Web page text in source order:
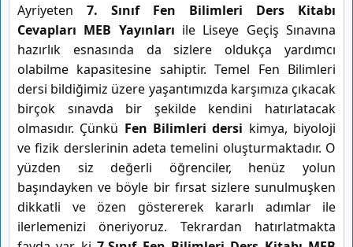
Ayriyeten 7. Sınıf Fen Bilimleri Ders Kitabı
Cevapları MEB Yayınları ile Liseye Geçiş Sınavına
hazırlık esnasında da sizlere oldukça yardımcı
olabilme kapasitesine sahiptir. Temel Fen Bilimleri
dersi bildiğimiz üzere yaşantımızda karşımıza çıkacak
birçok sınavda bir şekilde kendini hatırlatacak
olmasıdır. Çünkü Fen Bilimleri dersi kimya, biyoloji
ve fizik derslerinin adeta temelini oluşturmaktadır. O
yüzden siz değerli öğrenciler, henüz yolun
başındayken ve böyle bir fırsat sizlere sunulmuşken
dikkatli ve özen göstererek kararlı adımlar ile
ilerlemenizi öneriyoruz. Tekrardan hatırlatmakta